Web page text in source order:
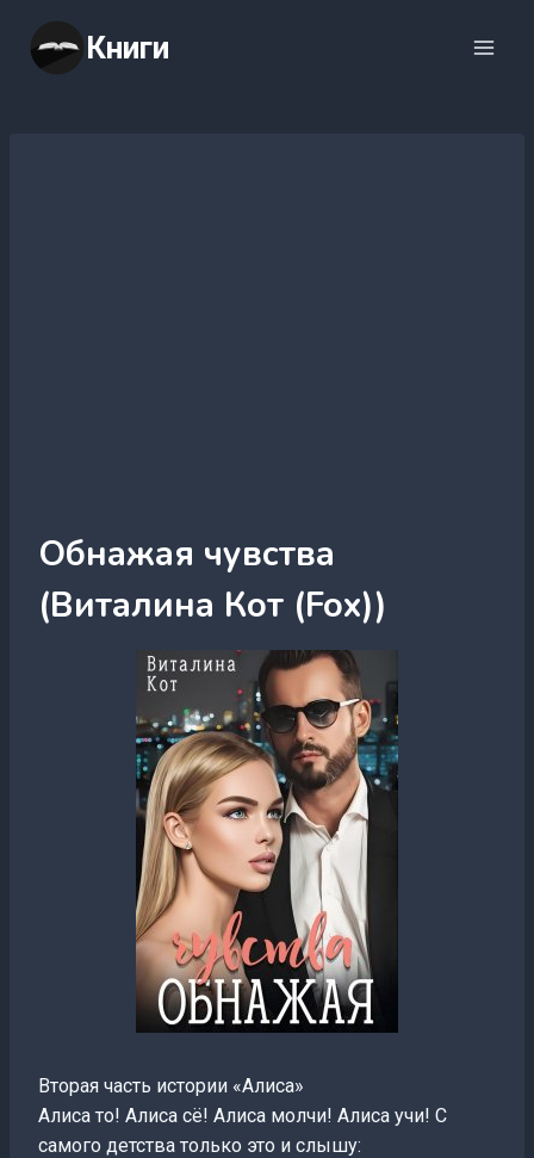
содержимому
Книги
Обнажая чувства
(Виталина Кот (Fox))
Вторая часть истории «Алиса»
Алиса то! Алиса сё! Алиса молчи! Алиса учи! С
самого детства только это и слышу: